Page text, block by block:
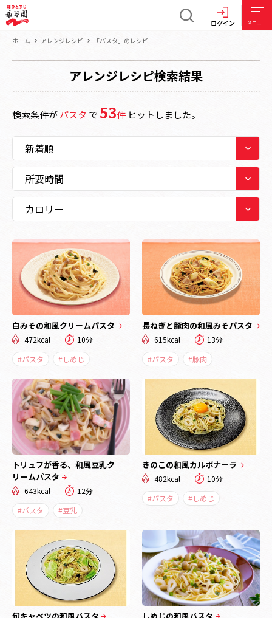
ログイン メニュー
ホーム アレンジレシピ 「パスタ」のレシピ
アレンジレシピ検索結果
検索条件がパスタ で53件 ヒットしました。
白みその和風クリームパスタ
472kcal
10分
#パスタ
#しめじ
長ねぎと豚肉の和風みそパスタ
615kcal
13分
#パスタ
#豚肉
トリュフが香る、和風豆乳ク
リームパスタ
643kcal
12分
#パスタ
#豆乳
きのこの和風カルボナーラ
482kcal
10分
#パスタ
#しめじ